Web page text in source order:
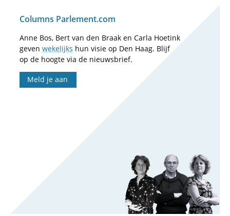
Columns Parlement.com
Anne Bos, Bert van den Braak en Carla Hoetink
geven wekelijks hun visie op Den Haag. Blijf
op de hoogte via de nieuwsbrief.
Meld je aan